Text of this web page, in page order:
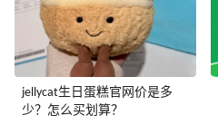
jellycat生日蛋糕官网价是多
少？怎么买划算？